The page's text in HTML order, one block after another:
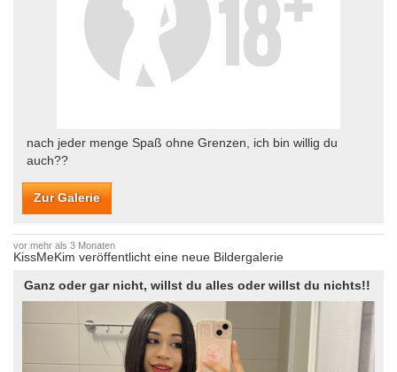
nach jeder menge Spaß ohne Grenzen, ich bin willig du
auch??
Zur Galerie
vor mehr als 3 Monaten
KissMeKim veröffentlicht eine neue Bildergalerie
Ganz oder gar nicht, willst du alles oder willst du nichts!!